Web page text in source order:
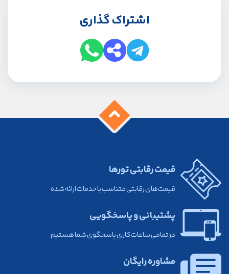
اشتراک گذاری
قیمت رقابتی تورها
قیمت‌های رقابتی متناسب با خدمات ارائه شده
پشتیبانی و پاسخگویی
در تمامی ساعات کاری پاسخگوی شما هستیم
مشاوره رایگان